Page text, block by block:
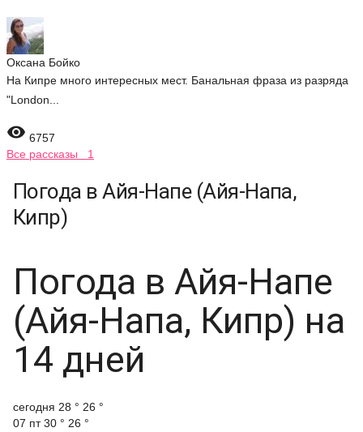
Оксана Бойко
На Кипре много интересных мест. Банальная фраза из разряда
"London...
 6757
Все рассказы 1
Погода в Айя-Напе (Айя-Напа,
Кипр)
Погода в Айя-Напе
(Айя-Напа, Кипр) на
14 дней
cегодня 28 ° 26 °
07 пт30 ° 26 °